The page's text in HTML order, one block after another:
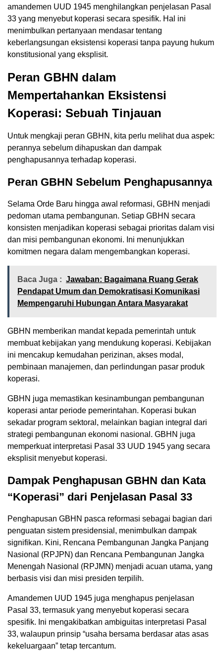
amandemen UUD 1945 menghilangkan penjelasan Pasal
33 yang menyebut koperasi secara spesifik. Hal ini
menimbulkan pertanyaan mendasar tentang
keberlangsungan eksistensi koperasi tanpa payung hukum
konstitusional yang eksplisit.
Peran GBHN dalam
Mempertahankan Eksistensi
Koperasi: Sebuah Tinjauan
Untuk mengkaji peran GBHN, kita perlu melihat dua aspek:
perannya sebelum dihapuskan dan dampak
penghapusannya terhadap koperasi.
Peran GBHN Sebelum Penghapusannya
Selama Orde Baru hingga awal reformasi, GBHN menjadi
pedoman utama pembangunan. Setiap GBHN secara
konsisten menjadikan koperasi sebagai prioritas dalam visi
dan misi pembangunan ekonomi. Ini menunjukkan
komitmen negara dalam mengembangkan koperasi.
Baca Juga : Jawaban: Bagaimana Ruang Gerak
Pendapat Umum dan Demokratisasi Komunikasi
Mempengaruhi Hubungan Antara Masyarakat
GBHN memberikan mandat kepada pemerintah untuk
membuat kebijakan yang mendukung koperasi. Kebijakan
ini mencakup kemudahan perizinan, akses modal,
pembinaan manajemen, dan perlindungan pasar produk
koperasi.
GBHN juga memastikan kesinambungan pembangunan
koperasi antar periode pemerintahan. Koperasi bukan
sekadar program sektoral, melainkan bagian integral dari
strategi pembangunan ekonomi nasional. GBHN juga
memperkuat interpretasi Pasal 33 UUD 1945 yang secara
eksplisit menyebut koperasi.
Dampak Penghapusan GBHN dan Kata
“Koperasi” dari Penjelasan Pasal 33
Penghapusan GBHN pasca reformasi sebagai bagian dari
penguatan sistem presidensial, menimbulkan dampak
signifikan. Kini, Rencana Pembangunan Jangka Panjang
Nasional (RPJPN) dan Rencana Pembangunan Jangka
Menengah Nasional (RPJMN) menjadi acuan utama, yang
berbasis visi dan misi presiden terpilih.
Amandemen UUD 1945 juga menghapus penjelasan
Pasal 33, termasuk yang menyebut koperasi secara
spesifik. Ini mengakibatkan ambiguitas interpretasi Pasal
33, walaupun prinsip “usaha bersama berdasar atas asas
kekeluargaan” tetap tercantum.